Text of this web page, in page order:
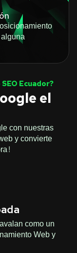
Ecuador?
el
con nuestras
y convierte
como un
Web y